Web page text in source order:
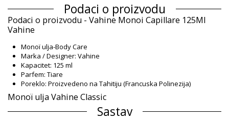
Podaci o proizvodu
Podaci o proizvodu - Vahine Monoi Capillare 125Ml
Vahine
Monoï ulja-Body Care
Marka / Designer: Vahine
Kapacitet: 125 ml
Parfem: Tiare
Poreklo: Proizvedeno na Tahitiju (Francuska Polinezija)
Monoï ulja Vahine Classic
Sastav